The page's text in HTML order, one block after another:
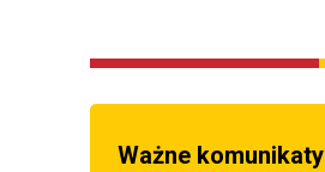
Ważne komunikaty